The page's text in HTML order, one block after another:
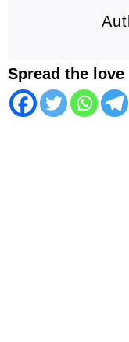
Spread the love